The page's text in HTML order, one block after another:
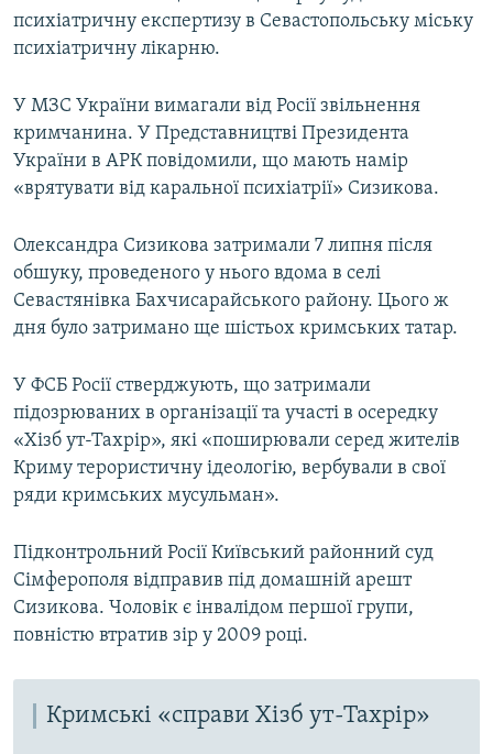
психіатричну експертизу в Севастопольську міську
психіатричну лікарню.
У МЗС України вимагали від Росії звільнення
кримчанина. У Представництві Президента
України в АРК повідомили, що мають намір
«врятувати від каральної психіатрії» Сизикова.
Олександра Сизикова затримали 7 липня після
обшуку, проведеного у нього вдома в селі
Севастянівка Бахчисарайського району. Цього ж
дня було затримано ще шістьох кримських татар.
У ФСБ Росії стверджують, що затримали
підозрюваних в організації та участі в осередку
«Хізб ут-Тахрір», які «поширювали серед жителів
Криму терористичну ідеологію, вербували в свої
ряди кримських мусульман».
Підконтрольний Росії Київський районний суд
Сімферополя відправив під домашній арешт
Сизикова. Чоловік є інвалідом першої групи,
повністю втратив зір у 2009 році.
Кримські «справи Хізб ут-Тахрір»